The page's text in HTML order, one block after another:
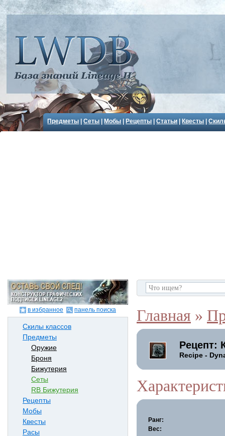
Предметы |Сеты Мобы Рецепты |Статьи Квесты |
в избранное панель поиска
Скилы классов
Предметы
Оружие
Броня
Бижутерия
Сеты
RB Бижутерия
Рецепты
Мобы
Квесты
Расы
Главная »
Рецепт:
Recipe -
Ранг:
Вес: